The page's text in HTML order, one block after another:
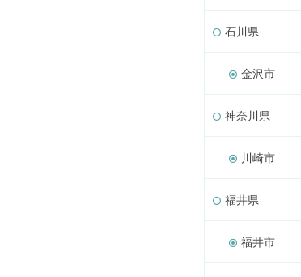
石川県
金沢市
神奈川県
川崎市
福井県
福井市